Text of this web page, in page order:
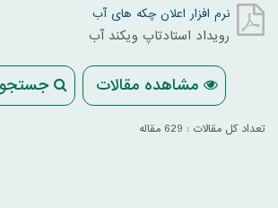
نرم افزار اعلان چکه های آب
رویداد استادتاپ ویکند آب
مشاهده مقالات
تعداد کل مقالات : 629 مقاله